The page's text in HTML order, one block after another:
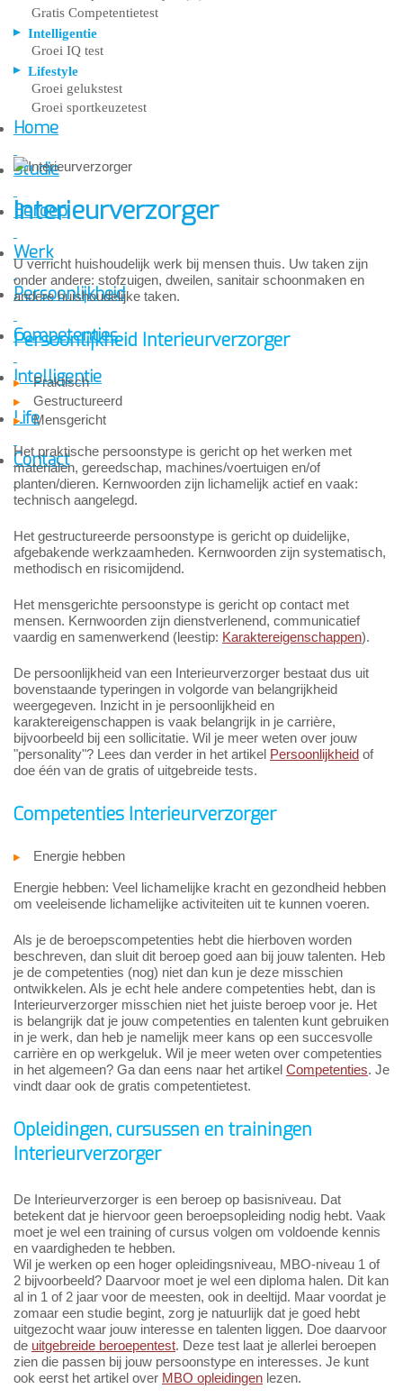
Gratis Competentietest
Intelligentie
Groei IQ test
Lifestyle
Groei gelukstest
Groei sportkeuzetest
Home
Studie
Beroep
Werk
Persoonlijkheid
Competenties
Intelligentie
Life
Contact
Interieurverzorger
U verricht huishoudelijk werk bij mensen thuis. Uw taken zijn
onder andere: stofzuigen, dweilen, sanitair schoonmaken en
andere huishoudelijke taken.
Persoonlijkheid Interieurverzorger
Praktisch
Gestructureerd
Mensgericht
Het praktische persoonstype is gericht op het werken met
materialen, gereedschap, machines/voertuigen en/of
planten/dieren. Kernwoorden zijn lichamelijk actief en vaak:
technisch aangelegd.
Het gestructureerde persoonstype is gericht op duidelijke,
afgebakende werkzaamheden. Kernwoorden zijn systematisch,
methodisch en risicomijdend.
Het mensgerichte persoonstype is gericht op contact met
mensen. Kernwoorden zijn dienstverlenend, communicatief
vaardig en samenwerkend (leestip: Karaktereigenschappen).
De persoonlijkheid van een Interieurverzorger bestaat dus uit
bovenstaande typeringen in volgorde van belangrijkheid
weergegeven. Inzicht in je persoonlijkheid en
karaktereigenschappen is vaak belangrijk in je carrière,
bijvoorbeeld bij een sollicitatie. Wil je meer weten over jouw
"personality"? Lees dan verder in het artikel Persoonlijkheid of
doe één van de gratis of uitgebreide tests.
Competenties Interieurverzorger
Energie hebben
Energie hebben: Veel lichamelijke kracht en gezondheid hebben
om veeleisende lichamelijke activiteiten uit te kunnen voeren.
Als je de beroepscompetenties hebt die hierboven worden
beschreven, dan sluit dit beroep goed aan bij jouw talenten. Heb
je de competenties (nog) niet dan kun je deze misschien
ontwikkelen. Als je echt hele andere competenties hebt, dan is
Interieurverzorger misschien niet het juiste beroep voor je. Het
is belangrijk dat je jouw competenties en talenten kunt gebruiken
in je werk, dan heb je namelijk meer kans op een succesvolle
carrière en op werkgeluk. Wil je meer weten over competenties
in het algemeen? Ga dan eens naar het artikel Competenties. Je
vindt daar ook de gratis competentietest.
Opleidingen, cursussen en trainingen
Interieurverzorger
De Interieurverzorger is een beroep op basisniveau. Dat
betekent dat je hiervoor geen beroepsopleiding nodig hebt. Vaak
moet je wel een training of cursus volgen om voldoende kennis
en vaardigheden te hebben.
Wil je werken op een hoger opleidingsniveau, MBO-niveau 1 of
2 bijvoorbeeld? Daarvoor moet je wel een diploma halen. Dit kan
al in 1 of 2 jaar voor de meesten, ook in deeltijd. Maar voordat je
zomaar een studie begint, zorg je natuurlijk dat je goed hebt
uitgezocht waar jouw interesse en talenten liggen. Doe daarvoor
de uitgebreide beroepentest. Deze test laat je allerlei beroepen
zien die passen bij jouw persoonstype en interesses. Je kunt
ook eerst het artikel over MBO opleidingen lezen.